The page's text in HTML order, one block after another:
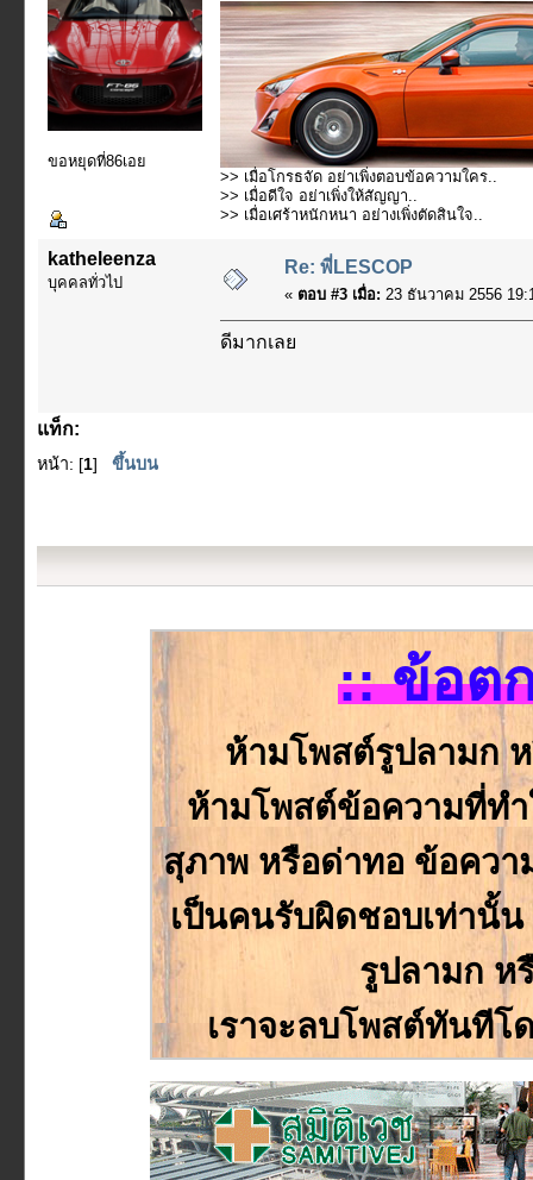
ขอหยุดที่86เอย
>> เมื่อโกรธจัด อย่าเพิ่งตอบข้อความใคร..
>> เมื่อดีใจ อย่าเพิ่งให้สัญญา..
>> เมื่อเศร้าหนักหนา อย่างเพิ่งตัดสินใจ..
katheleenza
บุคคลทั่วไป
Re: พี่LESCOP
« ตอบ #3 เมื่อ: 23 ธันวาคม 2556
ดีมากเลย
แท็ก:
หน้า: [1] ขึ้นบน
:: ข้อต
ห้ามโพสต์รูปลามก
ห้ามโพสต์ข้อความที่ทำ
สุภาพ หรือด่าทอ ข้อควา
เป็นคนรับผิดชอบเท่านั้น
รูปลามก ห
เราจะลบโพสต์ทันทีโ